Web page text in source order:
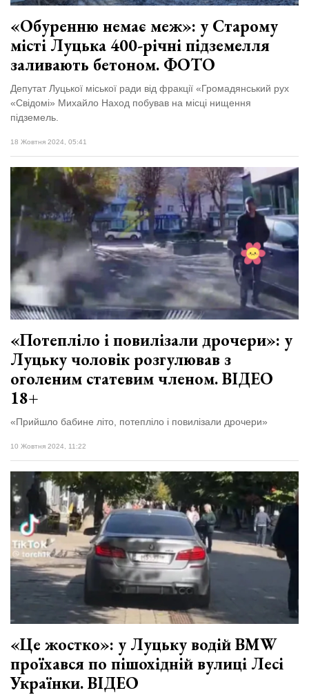
«Обуренню немає меж»: у Старому
місті Луцька 400-річні підземелля
заливають бетоном. ФОТО
Депутат Луцької міської ради від фракції «Громадянський рух
«Свідомі» Михайло Наход побував на місці нищення
підземель.
18 Жовтня 2024, 05:41
«Потепліло і повилізали дрочери»: у
Луцьку чоловік розгулював з
оголеним статевим членом. ВІДЕО
18+
«Прийшло бабине літо, потепліло і повилізали дрочери»
10 Жовтня 2024, 11:22
«Це жостко»: у Луцьку водій BMW
проїхався по пішохідній вулиці Лесі
Українки. ВІДЕО